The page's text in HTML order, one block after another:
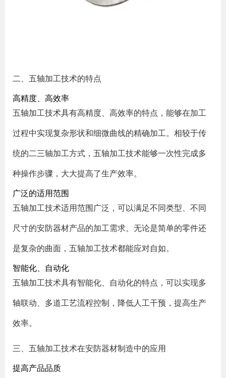
二、五轴加工技术的特点
高精度、高效率
五轴加工技术具有高精度、高效率的特点，能够在加工
过程中实现复杂形状和细微曲线的精确加工。相较于传
统的二三轴加工方式，五轴加工技术能够一次性完成多
种操作步骤，大大提高了生产效率。
广泛的适用范围
五轴加工技术适用范围广泛，可以满足不同类型、不同
尺寸的安防器材产品的加工需求。无论是简单的零件还
是复杂的曲面，五轴加工技术都能应对自如。
智能化、自动化
五轴加工技术具有智能化、自动化的特点，可以实现多
轴联动、多道工艺流程控制，降低人工干预，提高生产
效率。
三、五轴加工技术在安防器材制造中的应用
提高产品品质